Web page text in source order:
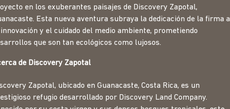
en los exuberantes paisajes de Discovery Zapotal,
Esta nueva aventura subraya la dedicación de la firma a
y el cuidado del medio ambiente, prometiendo
que son tan ecológicos como lujosos.
de Discovery Zapotal
Zapotal, ubicado en Guanacaste, Costa Rica, es un
refugio desarrollado por Discovery Land Company.